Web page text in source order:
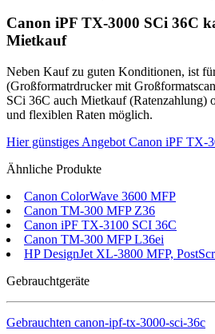
Canon iPF TX-3000 SCi 36C
Mietkauf
Neben Kauf zu guten Konditionen, ist
(Großformatrdrucker mit
SCi 36C auch Mietkauf (Ratenzahlung)
und flexiblen Raten möglich.
Hier günstiges Angebot Canon iPF TX-
Ähnliche Produkte
Canon ColorWave 3600 MFP
Canon TM-300 MFP Z36
Canon iPF TX-3100 SCI 36C
Canon TM-300 MFP L36ei
HP DesignJet XL-3800 MFP,
Gebrauchtgeräte
Gebrauchten canon-ipf-tx-3000-sci-36c